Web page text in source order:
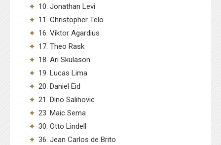
10. Jonathan Levi
11. Christopher Telo
16. Viktor Agardius
17. Theo Rask
18. Ari Skulason
19. Lucas Lima
20. Daniel Eid
21. Dino Salihovic
23. Maic Sema
30. Otto Lindell
36. Jean Carlos de Brito